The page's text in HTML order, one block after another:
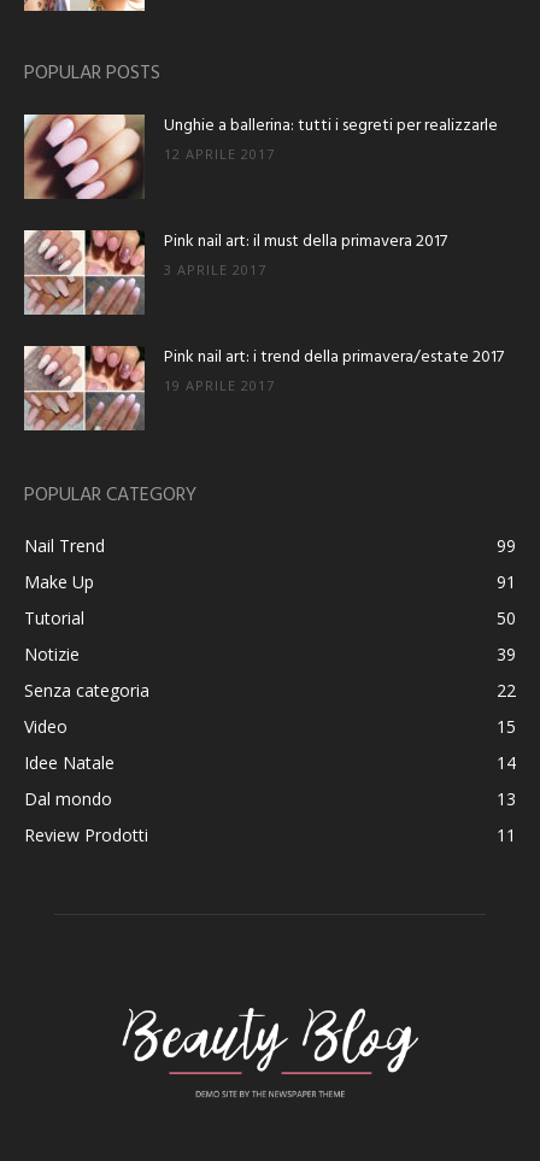
POPULAR POSTS
Unghie a ballerina: tutti i segreti per realizzarle
12 APRILE 2017
Pink nail art: il must della primavera 2017
3 APRILE 2017
Pink nail art: i trend della primavera/estate 2017
19 APRILE 2017
POPULAR CATEGORY
Nail Trend
99
Make Up
91
Tutorial
50
Notizie
39
Senza categoria
22
Video
15
Idee Natale
14
Dal mondo
13
Review Prodotti
11